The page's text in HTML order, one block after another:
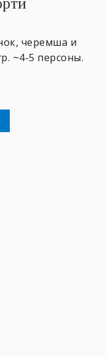
черемша и
~4-5 персоны.